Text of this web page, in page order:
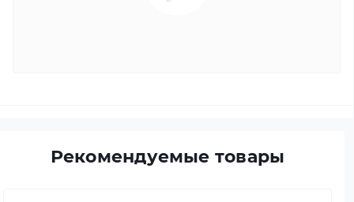
Рекомендуемые товары